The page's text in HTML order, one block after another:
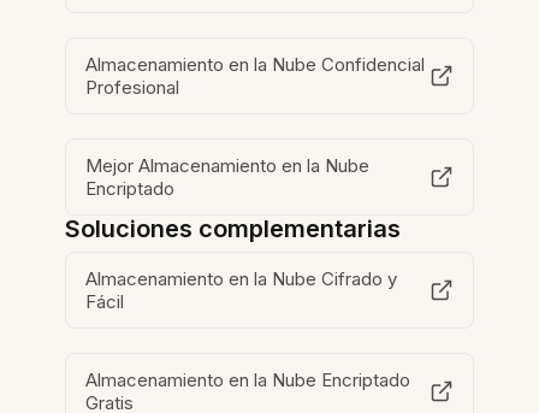
Almacenamiento en la Nube Confidencial
Profesional
Mejor Almacenamiento en la Nube
Encriptado
Soluciones complementarias
Almacenamiento en la Nube Cifrado y
Fácil
Almacenamiento en la Nube Encriptado
Gratis